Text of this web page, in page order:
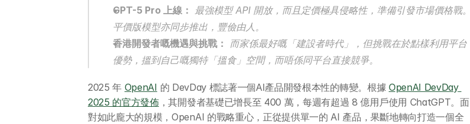
GPT-5 Pro 上線： 最強模型 API 開放，而且定價極具侵略性，準備引發市場價格戰。
平價版模型亦同步推出，豐儉由人。
香港開發者嘅機遇與挑戰：
而家係最好嘅「建設者時代」，但挑戰在於點樣利用平台
優勢，搵到自己嘅獨特「搵食」空間，而唔係同平台直接競爭。
2025 年 OpenAI 的 DevDay 標誌著一個AI產品開發根本性的轉變。根據 OpenAI DevDay
2025 的官方發佈，其開發者基礎已增長至 400 萬，每週有超過 8 億用戶使用 ChatGPT。面
對如此龐大的規模，OpenAI 的戰略重心，正從提供單一的 AI 產品，果斷地轉向打造一個全